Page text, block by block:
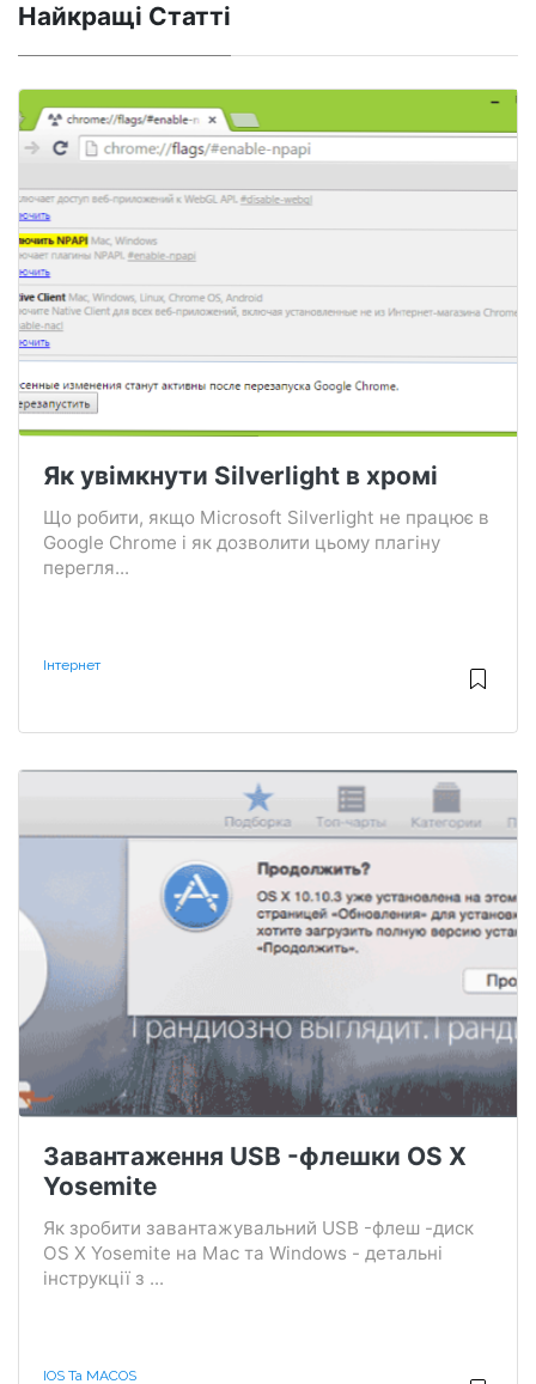
Найкращі Статті
Як увімкнути Silverlight в хромі
Що робити, якщо Microsoft Silverlight не працює в
Google Chrome і як дозволити цьому плагіну
перегля...
Інтернет
Завантаження USB -флешки OS X
Yosemite
Як зробити завантажувальний USB -флеш -диск
OS X Yosemite на Mac та Windows - детальні
інструкції з ...
IOS Та MACOS